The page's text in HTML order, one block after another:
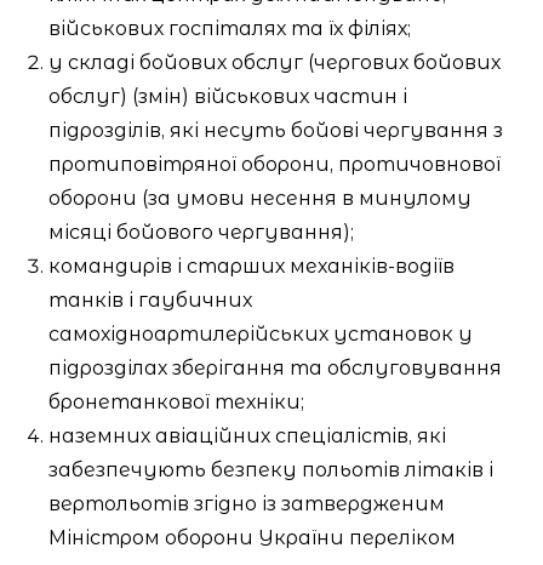
військових госпіталях та їх філіях;
у складі бойових обслуг (чергових бойових
обслуг) (змін) військових частин і
підрозділів, які несуть бойові чергування з
протиповітряної оборони, протичовнової
оборони (за умови несення в минулому
місяці бойового чергування);
командирів і старших механіків-водіїв
танків і гаубичних
самохідноартилерійських установок у
підрозділах зберігання та обслуговування
бронетанкової техніки;
наземних авіаційних спеціалістів, які
забезпечують безпеку польотів літаків і
вертольотів згідно із затвердженим
Міністром оборони України переліком